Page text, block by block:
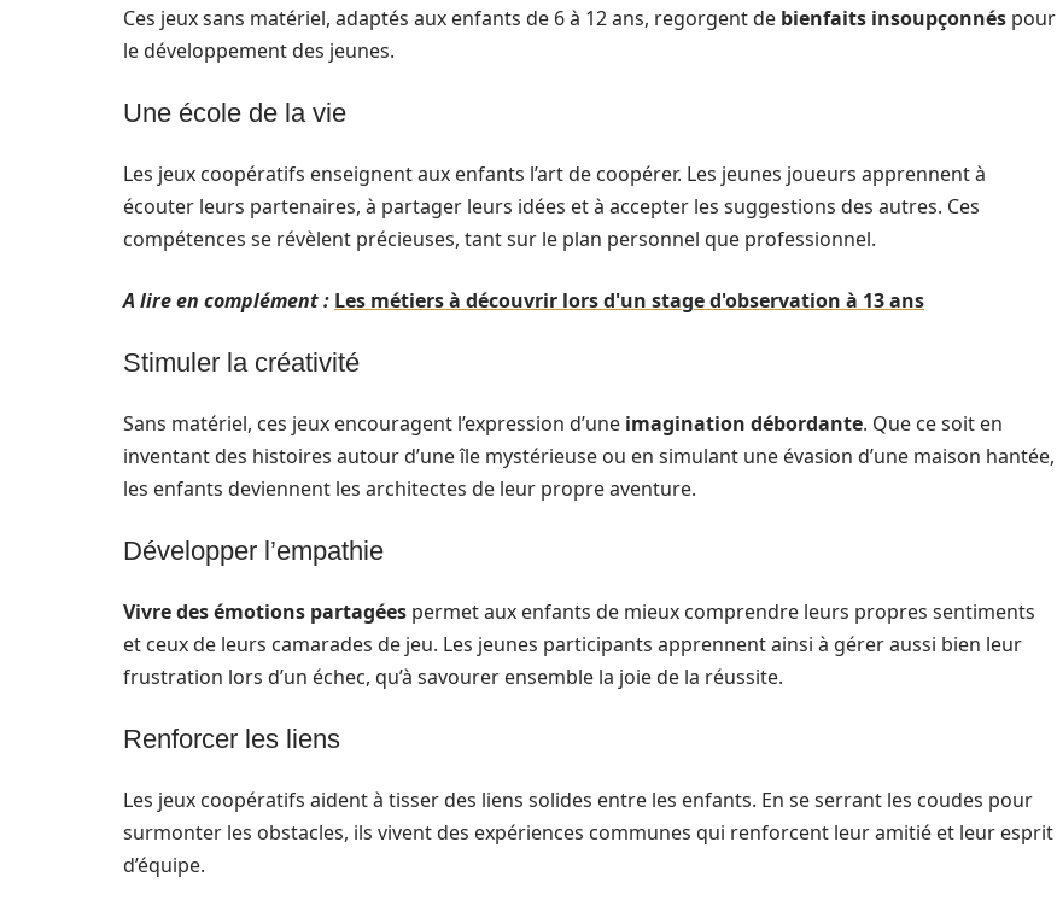
Ces jeux sans matériel, adaptés aux enfants de 6 à 12 ans, regorgent de bienfaits insoupçonnés pour
le développement des jeunes.
Une école de la vie
Les jeux coopératifs enseignent aux enfants l’art de coopérer. Les jeunes joueurs apprennent à
écouter leurs partenaires, à partager leurs idées et à accepter les suggestions des autres. Ces
compétences se révèlent précieuses, tant sur le plan personnel que professionnel.
A lire en complément : Les métiers à découvrir lors d'un stage d'observation à 13 ans
Stimuler la créativité
Sans matériel, ces jeux encouragent l’expression d’une imagination débordante. Que ce soit en
inventant des histoires autour d’une île mystérieuse ou en simulant une évasion d’une maison hantée,
les enfants deviennent les architectes de leur propre aventure.
Développer l’empathie
Vivre des émotions partagées permet aux enfants de mieux comprendre leurs propres sentiments
et ceux de leurs camarades de jeu. Les jeunes participants apprennent ainsi à gérer aussi bien leur
frustration lors d’un échec, qu’à savourer ensemble la joie de la réussite.
Renforcer les liens
Les jeux coopératifs aident à tisser des liens solides entre les enfants. En se serrant les coudes pour
surmonter les obstacles, ils vivent des expériences communes qui renforcent leur amitié et leur esprit
d’équipe.